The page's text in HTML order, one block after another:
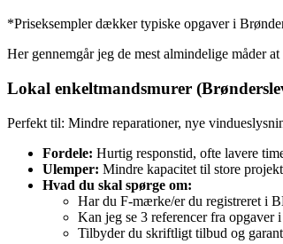
*Priseksempler dækker typiske opgaver i
Her gennemgår jeg de mest almindelige måder
Lokal enkeltmandsmurer
Perfekt til: Mindre reparationer, nye
Fordele: Hurtig responstid, ofte lavere
Ulemper: Mindre kapacitet til store
Hvad du skal spørge om:
Har du F‑mærke/er du registreret i
Kan jeg se 3 referencer fra opgaver
Tilbyder du skriftligt tilbud og